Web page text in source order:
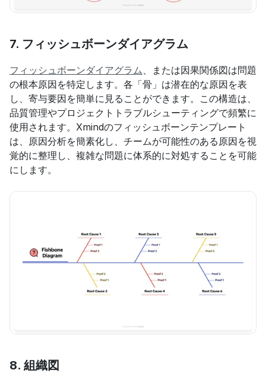
7. フィッシュボーンダイアグラム
フィッシュボーンダイアグラム、または因果関係図は問題
の根本原因を特定します。各「骨」は潜在的な原因を表
し、寄与要因を簡単に見ることができます。この構造は、
品質管理やプロジェクトトラブルシューティングで頻繁に
使用されます。Xmindのフィッシュボーンテンプレート
は、原因分析を簡素化し、チームが可能性のある原因を視
覚的に整理し、複雑な問題に体系的に対処することを可能
にします。
8. 組織図